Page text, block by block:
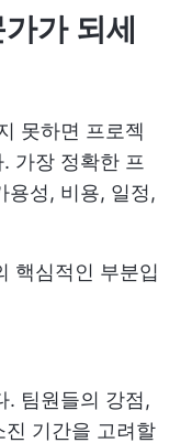
가 되세
못하면 프로젝
가장 정확한 프
용성, 비용, 일정,
핵심적인 부분입
. 팀원들의 강점,
기간을 고려할